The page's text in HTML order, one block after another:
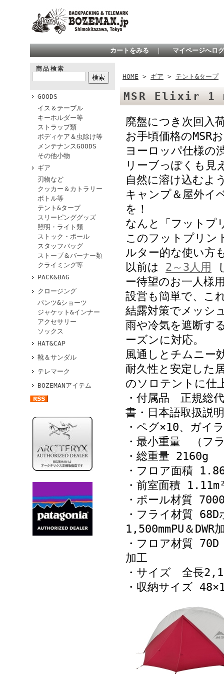
カートをみる ｜ マイページへロ
商品検索
GOODS
イス＆テーブル
キーホルダー等
ストラップ類
ボディケア＆虫除け等
メンテナンスGOODS
その他小物
ギア
刃物など
クッカー＆カトラリー
ボトル等
テント&タープ
スリーピンググッズ
照明・ライト類
ストック・ポール
スタッフバッグ
ストーブ＆バーナー類
クライミング等
PACK&BAG
クロージング
パンツ&ショーツ
ジャケット&インナー
アクセサリー
ソックス
HAT&CAP
靴＆サンダル
テレマーク
BOZEMANアイテム
HOME > ギア > テント&タープ
MSR Elixir 1
廃盤につき次回入
お手頃価格のMSR
ヨーロッパ仕様の
リーブっぽくも見
自然に溶け込むよ
キャンプ＆屋外イ
を！
なんと「フットプ
このフットプリン
ルター的な使い方
以前は 2～3人用
ー待望のお一人様
設営も簡単で、こ
結露対策でメッシ
雨や冷気を遮断す
ーズンに対応。
風通しとチムニー
耐久性と安定した
のソロテントに仕
・付属品 正規総
書・日本語取扱説
・ペグ×10、ガイ
・最小重量 （フ
・総重量 2160g
・フロア面積
・前室面積
・ポール材質
・フライ材質
1,500mmPU＆DWR
・フロア材質
加工
・サイズ 全長
・収納サイズ